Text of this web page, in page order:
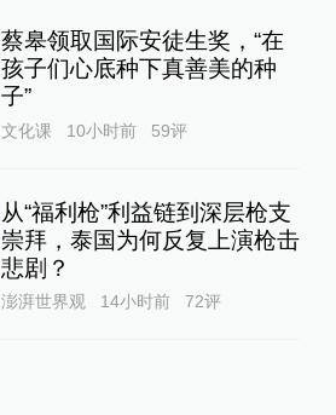
蔡皋领取国际安徒生奖，“在
孩子们心底种下真善美的种
子”
文化课 10小时前 59评
从“福利枪”利益链到深层枪支
崇拜，泰国为何反复上演枪击
悲剧？
澎湃世界观 14小时前 72评